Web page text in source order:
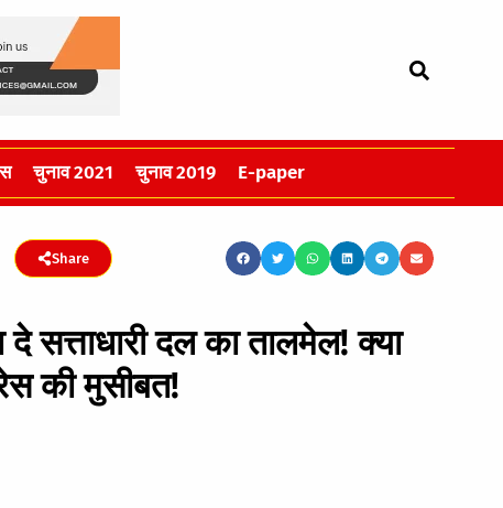
चुनाव 2021 चुनाव 2019 E-paper
Share
सत्ताधारी दल का तालमेल! क्या
की मुसीबत!